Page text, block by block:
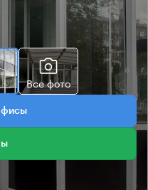
Все фото